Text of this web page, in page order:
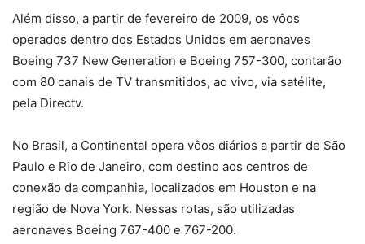
Além disso, a partir de fevereiro de 2009, os vôos
operados dentro dos Estados Unidos em aeronaves
Boeing 737 New Generation e Boeing 757-300, contarão
com 80 canais de TV transmitidos, ao vivo, via satélite,
pela Directv.
No Brasil, a Continental opera vôos diários a partir de São
Paulo e Rio de Janeiro, com destino aos centros de
conexão da companhia, localizados em Houston e na
região de Nova York. Nessas rotas, são utilizadas
aeronaves Boeing 767-400 e 767-200.